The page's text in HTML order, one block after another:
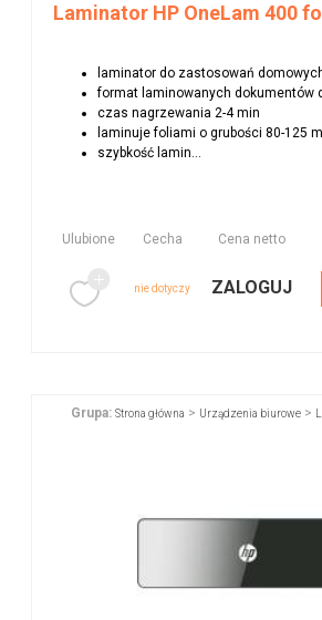
Laminator HP OneLam 400
laminator do zastosowań
format laminowanych dokumentów
czas nagrzewania 2-4 min
laminuje foliami o grubości 80-125
szybkość lamin...
Ulubione Cecha Cena netto
nie dotyczy ZALOGUJ
Grupa: Strona główna > Urządzenia biurowe >